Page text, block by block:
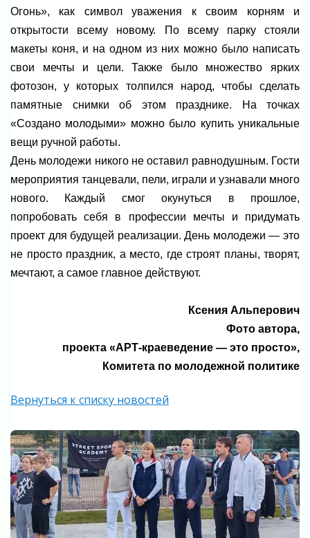
Огонь», как символ уважения к своим корням и
открытости всему новому. По всему парку стояли
макеты коня, и на одном из них можно было написать
свои мечты и цели. Также было множество ярких
фотозон, у которых толпился народ, чтобы сделать
памятные снимки об этом празднике. На точках
«Создано молодыми» можно было купить уникальные
вещи ручной работы.
День молодежи никого не оставил равнодушным. Гости
мероприятия танцевали, пели, играли и узнавали много
нового. Каждый смог окунуться в прошлое,
попробовать себя в профессии мечты и придумать
проект для будущей реализации. День молодежи — это
не просто праздник, а место, где строят планы, творят,
мечтают, а самое главное действуют.
Ксения Альперович
Фото автора,
проекта «АРТ-краеведение — это просто»,
Комитета по молодежной политике
Вернуться к списку новостей